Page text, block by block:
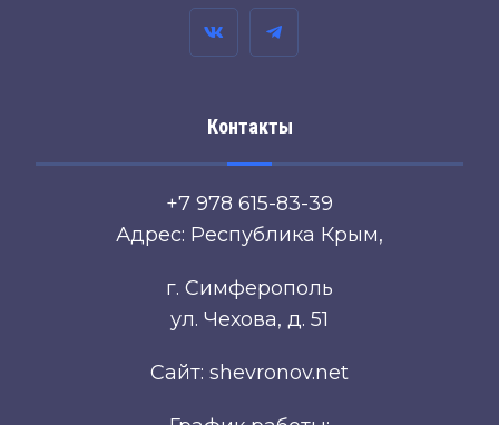
Контакты
+7 978 615-83-39
Адрес: Республика Крым,
г. Симферополь
ул. Чехова, д. 51
Сайт: shevronov.net